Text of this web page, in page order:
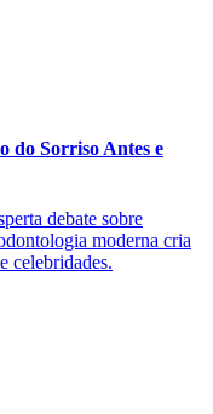
do Sorriso Antes e
debate sobre
moderna cria
celebridades.